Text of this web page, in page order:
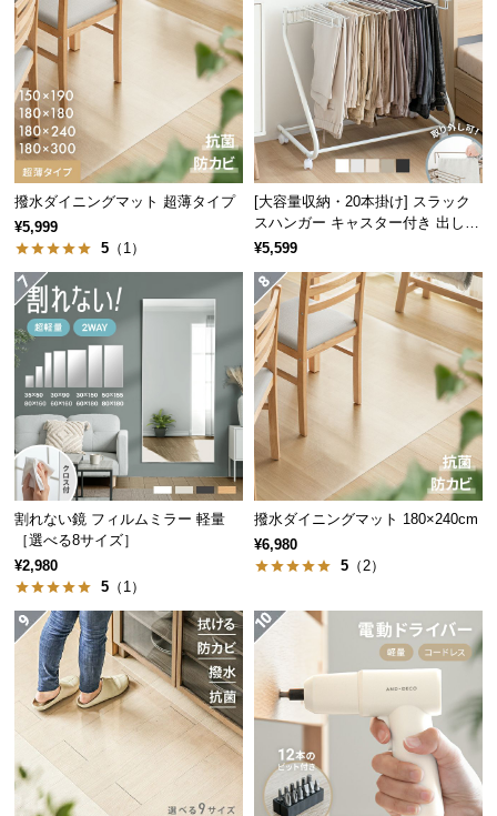
つ
い
て
開
梱
設
ー
ス
に
い
て
搬
入
経
路
に
つ
て
返
品・
ャ
ン
セ
ボトムスがすっきりまとまる大容量収納
20本のハンガーでスラックスやデニム、スカートなどを一か所にまとめ
て収納可能。かさばりがちなボトムスを二つ折りにするだけでたくさん
掛けられます。
撥水ダイニングマット 超薄タイプ
¥5,999
5 （1）
[大容量収納・20本掛け] スラック
スハンガー キャスター付き 出し入
れ簡単 棚なしタイプ
¥5,599
割れない鏡 フィルムミラー 軽量
［選べる8サイズ］
¥2,980
5 （1）
撥水ダイニングマット 180×240cm
¥6,980
5 （2）